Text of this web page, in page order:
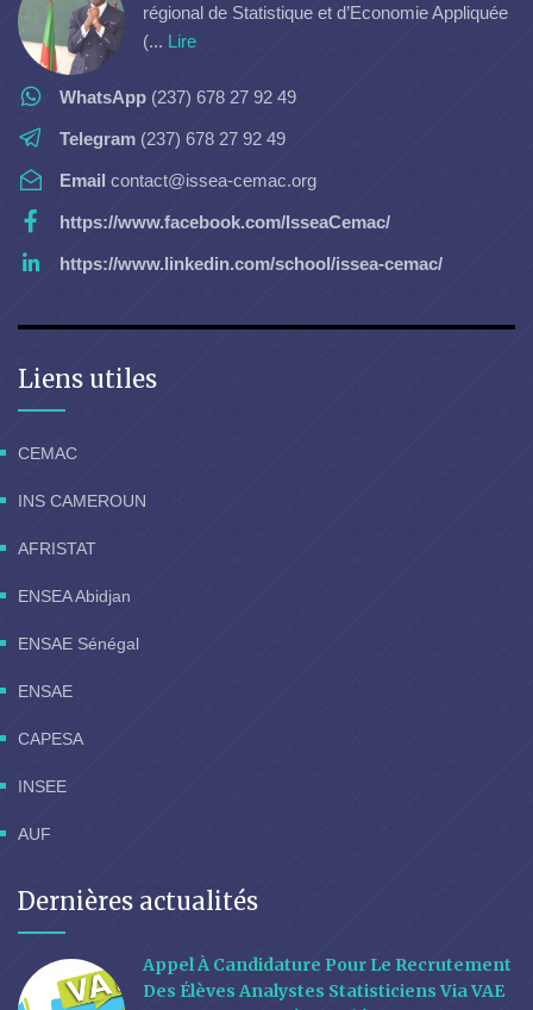
régional de Statistique et d’Economie Appliquée
(... Lire
WhatsApp (237) 678 27 92 49
Telegram (237) 678 27 92 49
Email contact@issea-cemac.org
https://www.facebook.com/IsseaCemac/
https://www.linkedin.com/school/issea-cemac/
Liens utiles
CEMAC
INS CAMEROUN
AFRISTAT
ENSEA Abidjan
ENSAE Sénégal
ENSAE
CAPESA
INSEE
AUF
Dernières actualités
Appel À Candidature Pour Le Recrutement
Des Élèves Analystes Statisticiens Via VAE